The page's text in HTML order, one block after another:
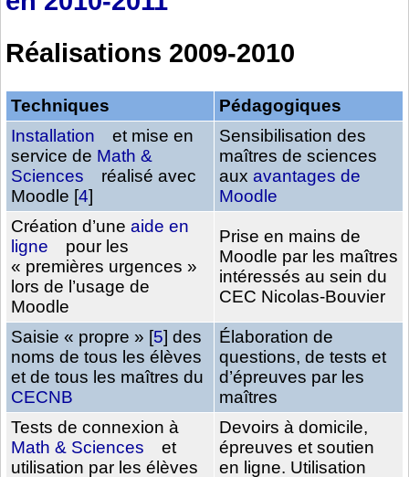
Réalisations 2009-2010
Techniques
Pédagogiques
Installation
et mise en
service de Math &
Sciences
réalisé avec
Moodle [4]
Sensibilisation des
maîtres de sciences
aux avantages de
Moodle
Création d’une aide en
ligne
pour les
« premières urgences »
lors de l’usage de
Moodle
Prise en mains de
Moodle par les maîtres
intéressés au sein du
CEC Nicolas-Bouvier
Saisie « propre » [5] des
noms de tous les élèves
et de tous les maîtres du
CECNB
Élaboration de
questions, de tests et
d’épreuves par les
maîtres
Tests de connexion à
Math & Sciences
et
utilisation par les élèves
Devoirs à domicile,
épreuves et soutien
en ligne. Utilisation